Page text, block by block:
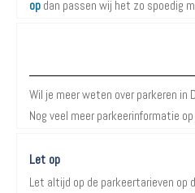
op dan passen wij het zo spoedig
Wil je meer weten over parkeren in
Nog veel meer parkeerinformatie op
Let op
Let altijd op de parkeertarieven op